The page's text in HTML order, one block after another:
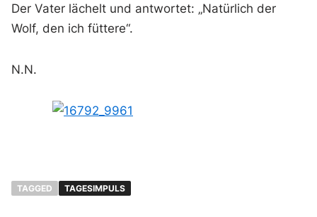
Der Vater lächelt und antwortet: „Natürlich der
Wolf, den ich füttere“.
N.N.
TAGGED TAGESIMPULS